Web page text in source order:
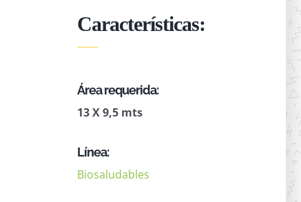
Características:
Área requerida:
13 X 9,5 mts
Línea:
Biosaludables